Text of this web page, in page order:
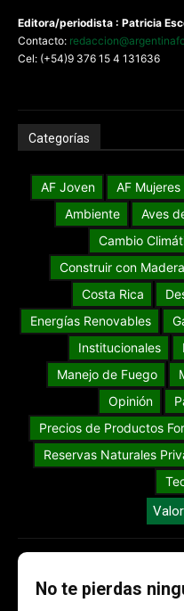
Editora/periodista : Patricia
Contacto:
Cel: (+54)9 376 15 4 131636
Categorías
AF Joven AF
Ambiente
Aves
Cambio
Construir con Madera
Costa Rica
Energías Renovables
Institucionales
Manejo de Fuego
Opinión
Precios de Productos
Reservas Naturales
No te pierdas